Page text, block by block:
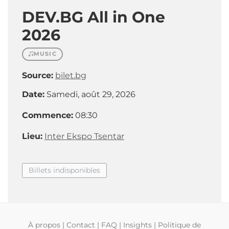
DEV.BG All in One
2026
MUSIC
Source: bilet.bg
Date: Samedi, août 29, 2026
Commence: 08:30
Lieu: Inter Ekspo Tsentar
Billets indisponibles
À propos | Contact | FAQ | Insights | Politique de